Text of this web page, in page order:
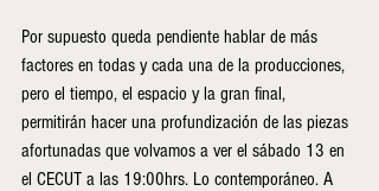
Por supuesto queda pendiente hablar de más
factores en todas y cada una de la producciones,
pero el tiempo, el espacio y la gran final,
permitirán hacer una profundización de las piezas
afortunadas que volvamos a ver el sábado 13 en
el CECUT a las 19:00hrs. Lo contemporáneo. A